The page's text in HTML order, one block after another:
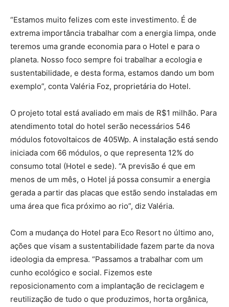
“Estamos muito felizes com este investimento. É de
extrema importância trabalhar com a energia limpa, onde
teremos uma grande economia para o Hotel e para o
planeta. Nosso foco sempre foi trabalhar a ecologia e
sustentabilidade, e desta forma, estamos dando um bom
exemplo”, conta Valéria Foz, proprietária do Hotel.
O projeto total está avaliado em mais de R$1 milhão. Para
atendimento total do hotel serão necessários 546
módulos fotovoltaicos de 405Wp. A instalação está sendo
iniciada com 66 módulos, o que representa 12% do
consumo total (Hotel e sede). “A previsão é que em
menos de um mês, o Hotel já possa consumir a energia
gerada a partir das placas que estão sendo instaladas em
uma área que fica próximo ao rio”, diz Valéria.
Com a mudança do Hotel para Eco Resort no último ano,
ações que visam a sustentabilidade fazem parte da nova
ideologia da empresa. “Passamos a trabalhar com um
cunho ecológico e social. Fizemos este
reposicionamento com a implantação de reciclagem e
reutilização de tudo o que produzimos, horta orgânica,